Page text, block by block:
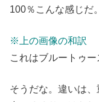
100％こんな感じだ。
※上の画像の和訳
これはブルートゥ
そうだな。違いは